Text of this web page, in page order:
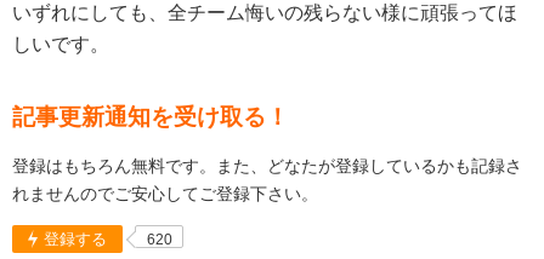
いずれにしても、全チーム悔いの残らない様に頑張ってほ
しいです。
記事更新通知を受け取る！
登録はもちろん無料です。また、どなたが登録しているかも記録さ
れませんのでご安心してご登録下さい。
登録する 620